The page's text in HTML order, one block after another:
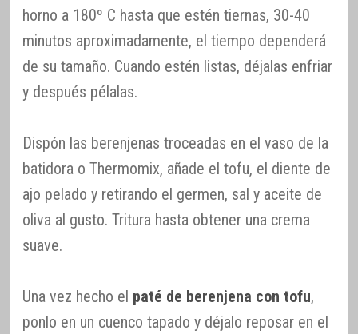
horno a 180º C hasta que estén tiernas, 30-40
minutos aproximadamente, el tiempo dependerá
de su tamaño. Cuando estén listas, déjalas enfriar
y después pélalas.
Dispón las berenjenas troceadas en el vaso de la
batidora o Thermomix, añade el tofu, el diente de
ajo pelado y retirando el germen, sal y aceite de
oliva al gusto. Tritura hasta obtener una crema
suave.
Una vez hecho el paté de berenjena con tofu,
ponlo en un cuenco tapado y déjalo reposar en el